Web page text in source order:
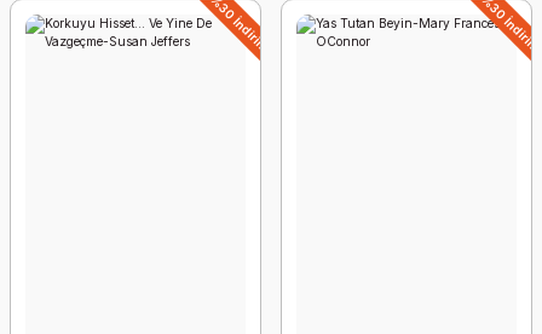
%30 İndirim %30 İndirim